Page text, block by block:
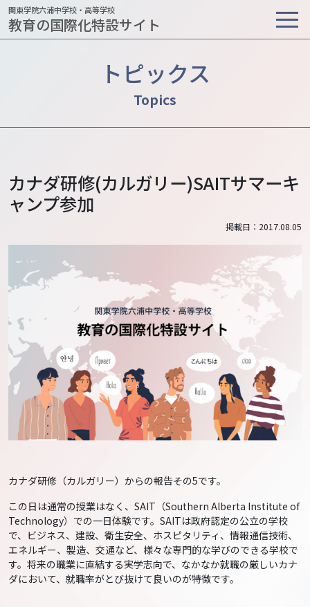
関東学院六浦中学校・高等学校
教育の国際化特設サイト
トピックス
カナダ研修(カルガリー)SAITサマーキ
ャンプ参加
掲載日：2017.08.05
カナダ研修（カルガリー）からの報告その5です。
この日は通常の授業はなく、SAIT（Southern Alberta Institute of
Technology）での一日体験です。SAITは政府認定の公立の学校
で、ビジネス、建設、衛生安全、ホスピタリティ、情報通信技術、
エネルギー、製造、交通など、様々な専門的な学びのできる学校で
す。将来の職業に直結する実学志向で、なかなか就職の厳しいカナ
ダにおいて、就職率がとび抜けて良いのが特徴です。